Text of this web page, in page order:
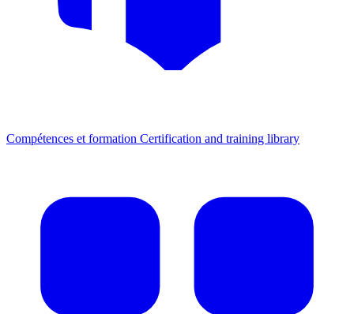
Compétences et formation Certification and training library